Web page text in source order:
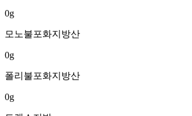
0g
모노불포화지방산
0g
폴리불포화지방산
0g